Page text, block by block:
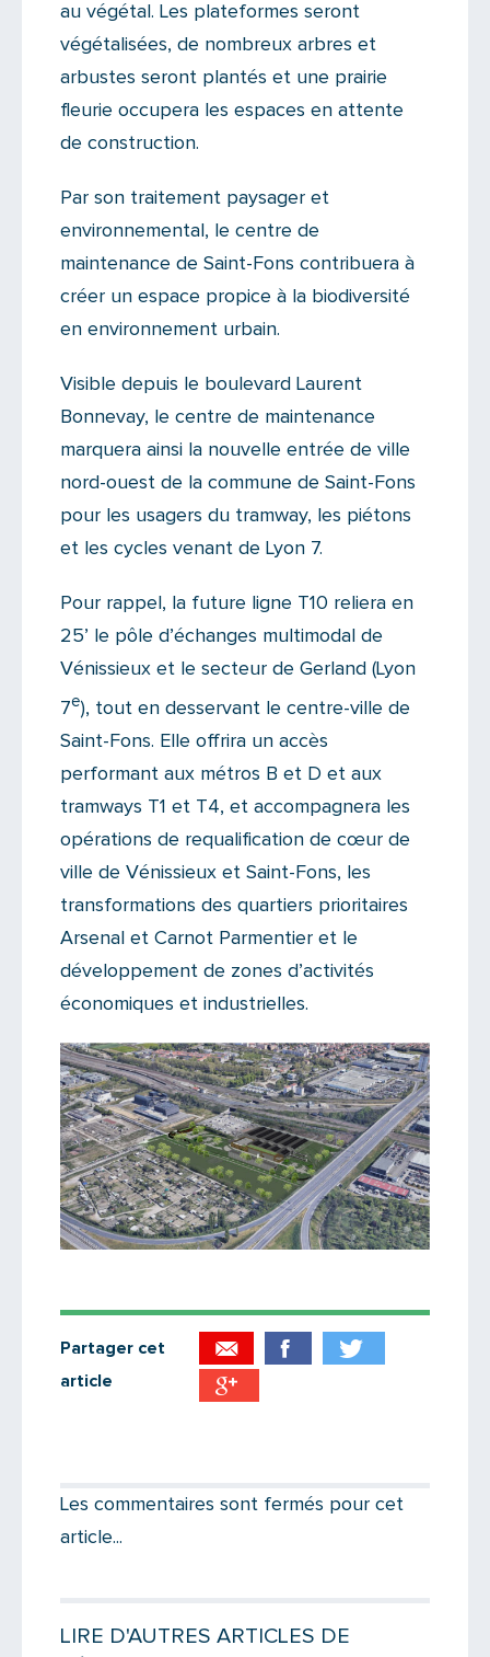
au végétal. Les plateformes seront
végétalisées, de nombreux arbres et
arbustes seront plantés et une prairie
fleurie occupera les espaces en attente
de construction.
Par son traitement paysager et
environnemental, le centre de
maintenance de Saint-Fons contribuera à
créer un espace propice à la biodiversité
en environnement urbain.
Visible depuis le boulevard Laurent
Bonnevay, le centre de maintenance
marquera ainsi la nouvelle entrée de ville
nord-ouest de la commune de Saint-Fons
pour les usagers du tramway, les piétons
et les cycles venant de Lyon 7.
Pour rappel, la future ligne T10 reliera en
25’ le pôle d’échanges multimodal de
Vénissieux et le secteur de Gerland (Lyon
7e), tout en desservant le centre-ville de
Saint-Fons. Elle offrira un accès
performant aux métros B et D et aux
tramways T1 et T4, et accompagnera les
opérations de requalification de cœur de
ville de Vénissieux et Saint-Fons, les
transformations des quartiers prioritaires
Arsenal et Carnot Parmentier et le
développement de zones d’activités
économiques et industrielles.
Partager cet
article
Les commentaires sont fermés pour cet
article...
LIRE D'AUTRES ARTICLES DE